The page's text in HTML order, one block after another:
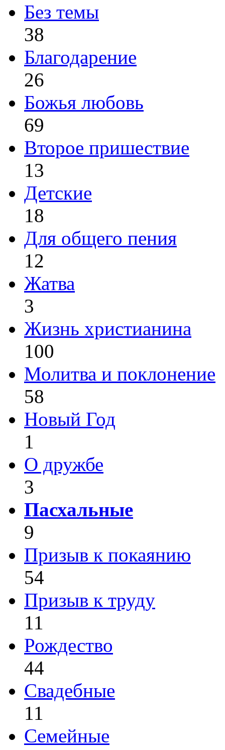
Без темы
38
Благодарение
26
Божья любовь
69
Второе пришествие
13
Детские
18
Для общего пения
12
Жатва
3
Жизнь христианина
100
Молитва и поклонение
58
Новый Год
1
О дружбе
3
Пасхальные
9
Призыв к покаянию
54
Призыв к труду
11
Рождество
44
Свадебные
11
Семейные